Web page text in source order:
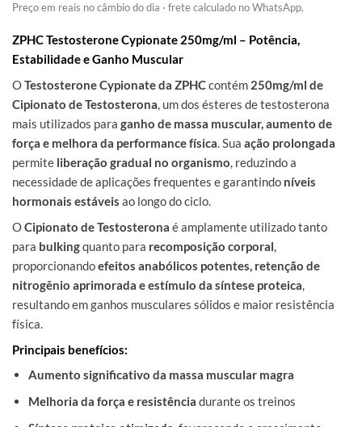
Preço em reais no câmbio do dia · frete calculado no WhatsApp.
ZPHC Testosterone Cypionate 250mg/ml – Potência,
Estabilidade e Ganho Muscular
OTestosterone Cypionate da ZPHCcontém 250mg/ml de
Cipionato de Testosterona, um dos ésteres de testosterona
mais utilizados para ganho de massa muscular, aumento de
força e melhora da performance física. Sua ação prolongada
permite liberação gradual no organismo, reduzindo a
necessidade de aplicações frequentes e garantindo níveis
hormonais estáveis ao longo do ciclo.
OCipionato de Testosterona é amplamente utilizado tanto
para bulkingquanto para recomposição corporal,
proporcionandoefeitos anabólicos potentes, retenção de
nitrogênio aprimorada e estímulo da síntese proteica,
resultando em ganhos musculares sólidos e maior resistência
física.
Principais benefícios:
Aumento significativo da massa muscular magra
Melhoria da força e resistência durante os treinos